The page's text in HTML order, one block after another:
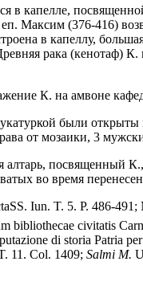
в капелле,
Максим (376-416)
в капеллу,
рака (кенотаф)
К. на амвоне
были
от мозаики, 3
посвященный
во время
Iun. T. 5. P. 486-491;
bibliothecae civitatis
di storia Patria
11. Col. 1409; Salmi M.